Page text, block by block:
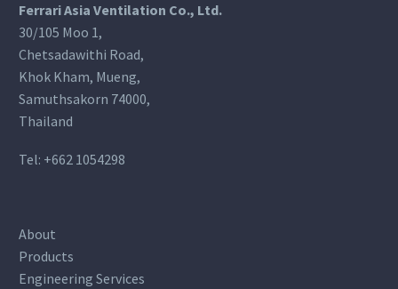
Ferrari Asia Ventilation Co., Ltd.
30/105 Moo 1,
Chetsadawithi Road,
Khok Kham, Mueng,
Samuthsakorn 74000,
Thailand
Tel: +662 1054298
About
Products
Engineering Services